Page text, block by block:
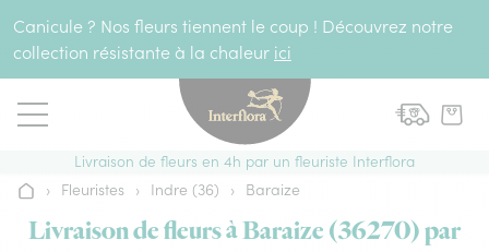
Canicule ? Nos fleurs tiennent le coup ! Découvrez notre
collection résistante à la chaleur ici
Livraison de fleurs en 4h par un fleuriste Interflora
Accueil
› Fleuristes › Indre (36) › Baraize
Livraison de fleurs à Baraize (36270) par